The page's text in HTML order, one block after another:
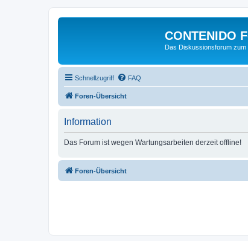
CONTENIDO
Das Diskussionsforum
Schnellzugriff FAQ
Foren-Übersicht
Information
Das Forum ist wegen Wartungsarbeiten derzeit offline!
Foren-Übersicht